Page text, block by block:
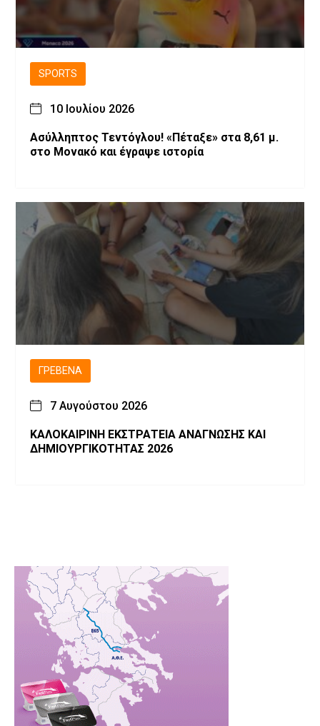
SPORTS
10 Ιουλίου 2026
Ασύλληπτος Τεντόγλου! «Πέταξε» στα 8,61 μ.
στο Μονακό και έγραψε ιστορία
ΓΡΕΒΕΝΆ
7 Αυγούστου 2026
ΚΑΛΟΚΑΙΡΙΝΗ ΕΚΣΤΡΑΤΕΙΑ ΑΝΑΓΝΩΣΗΣ ΚΑΙ
ΔΗΜΙΟΥΡΓΙΚΟΤΗΤΑΣ 2026